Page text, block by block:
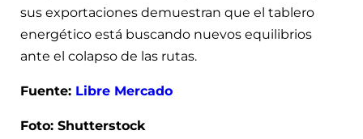
sus exportaciones demuestran que el tablero
energético está buscando nuevos equilibrios
ante el colapso de las rutas.
Fuente: Libre Mercado
Foto: Shutterstock